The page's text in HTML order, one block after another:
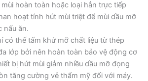
hoàn toàn hoặc loại hẳn trực tiếp
hoạt tính hút mùi triệt để mùi dầu mỡ
nấu ăn.
có thế tấm khử mỡ chất liệu từ thép
lớp bởi nên hoàn toàn bảo vệ động cơ
bị hút mùi giảm nhiều dầu mỡ đọng
tăng cường vẻ thẩm mỹ đối với máy.